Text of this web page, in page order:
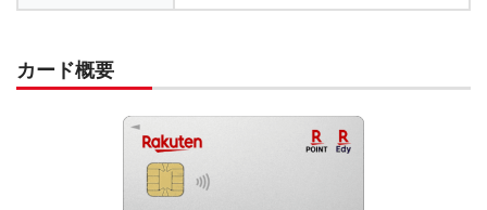
カード概要